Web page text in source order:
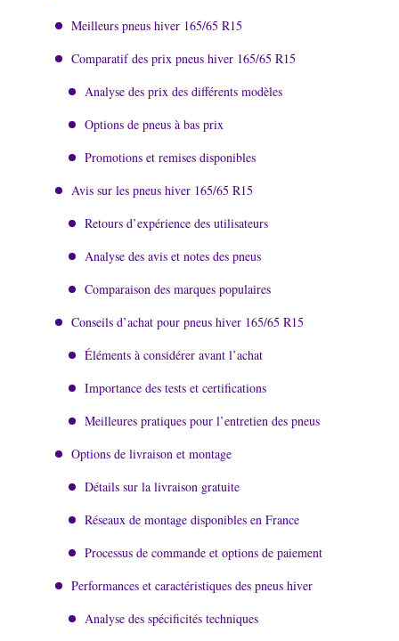
Meilleurs pneus hiver 165/65 R15
Comparatif des prix pneus hiver 165/65 R15
Analyse des prix des différents modèles
Options de pneus à bas prix
Promotions et remises disponibles
Avis sur les pneus hiver 165/65 R15
Retours d’expérience des utilisateurs
Analyse des avis et notes des pneus
Comparaison des marques populaires
Conseils d’achat pour pneus hiver 165/65 R15
Éléments à considérer avant l’achat
Importance des tests et certifications
Meilleures pratiques pour l’entretien des pneus
Options de livraison et montage
Détails sur la livraison gratuite
Réseaux de montage disponibles en France
Processus de commande et options de paiement
Performances et caractéristiques des pneus hiver
Analyse des spécificités techniques